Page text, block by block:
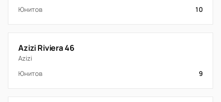
Юнитов 10
Azizi Riviera 46
Azizi
Юнитов
9